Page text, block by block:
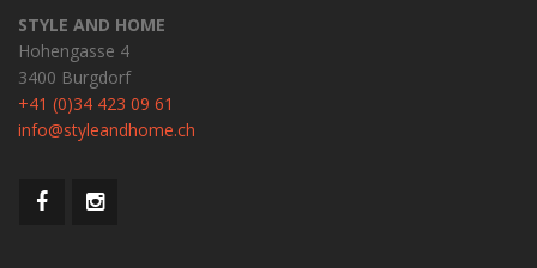
STYLE AND HOME
Hohengasse 4
3400 Burgdorf
+41 (0)34 423 09 61
info@styleandhome.ch